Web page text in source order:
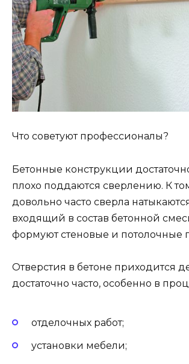
Что советуют профессионалы?
Бетонные конструкции
плохо поддаются сверлению. К
довольно часто сверла
входящий в состав бетонной
формуют стеновые и потолочные
Отверстия в бетоне приходится
достаточно часто, особенно в
отделочных работ;
установки мебели;